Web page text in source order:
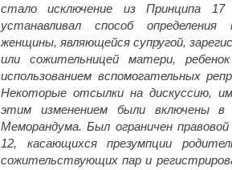
стало исключение из Принципа
устанавливал способ
женщины, являющейся супругой,
или сожительницей матери,
использованием вспомогательных
Некоторые отсылки на дискуссию,
этим изменением были включены в
Меморандума. Был ограничен
12, касающихся презумпции
сожительствующих пар и